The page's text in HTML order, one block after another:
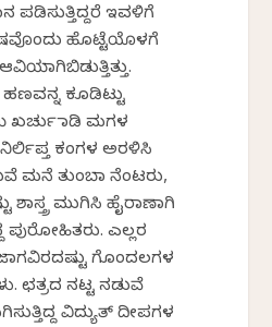
ಪಡಿಸುತ್ತಿದ್ದರೆ ಇವಳಿಗೆ
ಹೊಟ್ಟೆಯೊಳಗೆ
ಕೂಡಿಟ್ಟು
ಖರ್ಚು ಮಾಡಿ ಮಗಳ
ಕಂಗಳ ಅರಳಿಸಿ
ಮನೆ ತುಂಬಾ ನೆಂಟರು,
ಶಾಸ್ತ್ರ ಮುಗಿಸಿ ಹೈರಾಣಾಗಿ
ಪುರೋಹಿತರು. ಎಲ್ಲರ
ಗೊಂದಲಗಳ
ಛತ್ರದ ನಟ್ಟ ನಡುವೆ
ವಿದ್ಯುತ್ ದೀಪಗಳ